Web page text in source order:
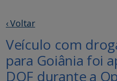
‹ Voltar
Veículo com
para Goiânia foi
DOF durante a